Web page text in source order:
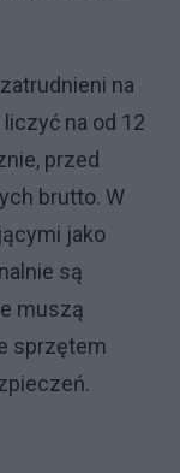
na
na od 12
przed
brutto. W
jako
są
muszą
sprzętem